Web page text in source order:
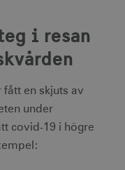
i resan
en skjuts av
under
covid-19 i högre